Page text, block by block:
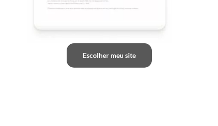
Escolher meu site